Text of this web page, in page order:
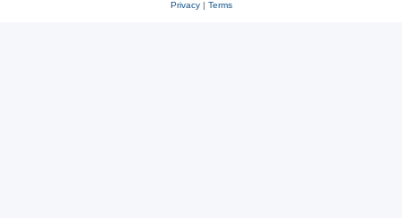
Privacy| Terms